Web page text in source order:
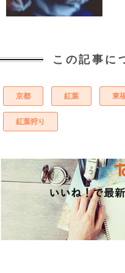
この記事に
京都 紅葉 東
紅葉狩り